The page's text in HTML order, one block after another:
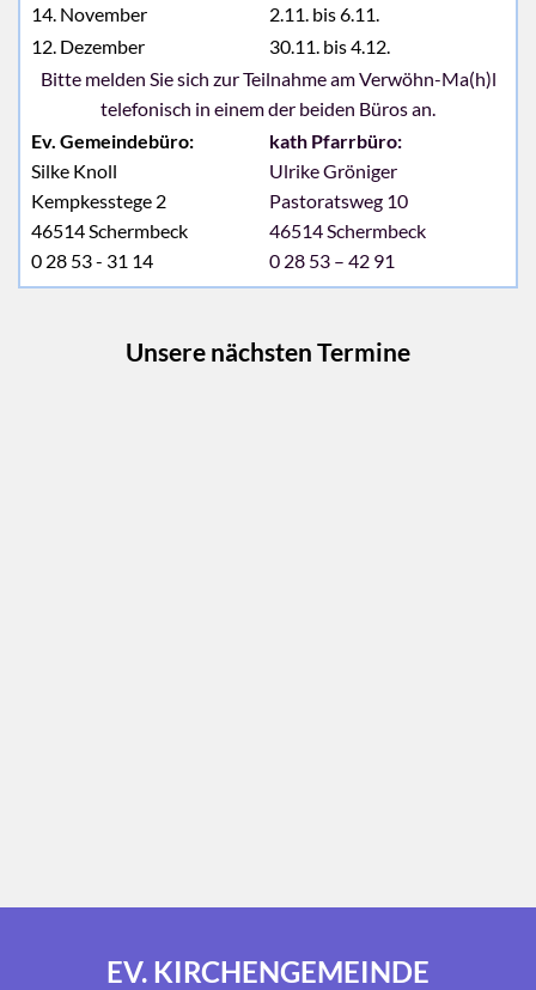
14. November
2.11. bis 6.11.
12. Dezember
30.11. bis 4.12.
Bitte melden Sie sich zur Teilnahme am Verwöhn-Ma(h)l
telefonisch in einem der beiden Büros an.
Ev. Gemeindebüro:
Silke Knoll
Kempkesstege 2
46514 Schermbeck
0 28 53 - 31 14
kath Pfarrbüro:
Ulrike Gröniger
Pastoratsweg 10
46514 Schermbeck
0 28 53 – 42 91
Unsere nächsten Termine
EV. KIRCHENGEMEINDE